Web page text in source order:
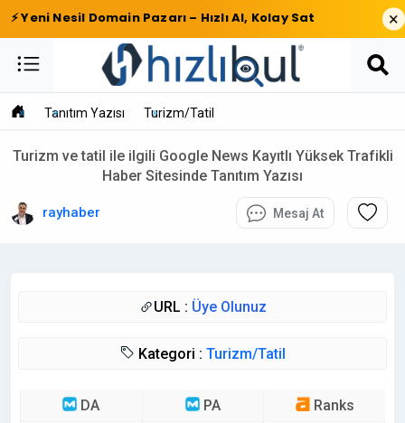
⚡ Yeni Nesil Domain Pazarı – Hızlı Al, Kolay Sat ×
Tanıtım Yazısı Turizm/Tatil
Turizm ve tatil ile ilgili Google News Kayıtlı Yüksek Trafikli
Haber Sitesinde Tanıtım Yazısı
rayhaber Mesaj At
URL : Üye Olunuz
Kategori : Turizm/Tatil
DA
PA
Ranks